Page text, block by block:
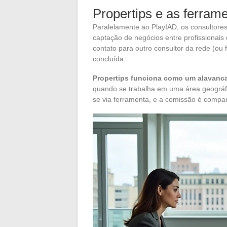
Propertips e as
Paralelamente ao PlayIAD, os
captação de negócios entre
contato para outro consultor da rede
concluída.
Propertips funciona como um
quando se trabalha em uma área
se via ferramenta, e a comissão é